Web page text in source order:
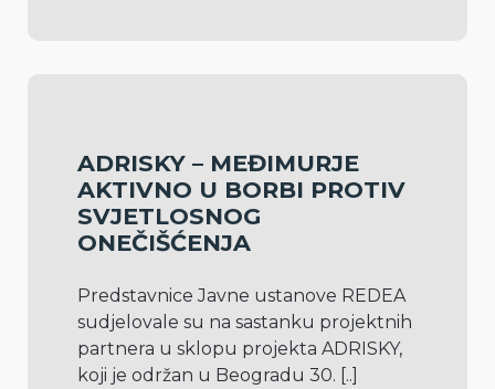
ADRISKY – MEĐIMURJE
AKTIVNO U BORBI PROTIV
SVJETLOSNOG
ONEČIŠĆENJA
Predstavnice Javne ustanove REDEA
sudjelovale su na sastanku projektnih
partnera u sklopu projekta ADRISKY,
koji je održan u Beogradu 30. [..]